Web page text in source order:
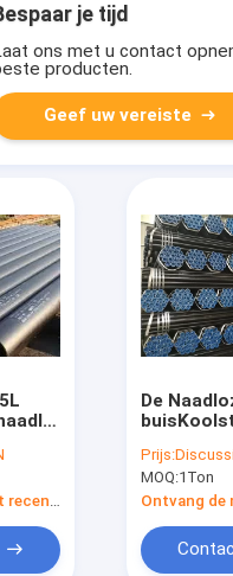
je tijd
ons met u contact
producten.
Geef uw vereiste
De
SS304
5.8M 6M
B36.10
Prijs:
MOQ:1Ton